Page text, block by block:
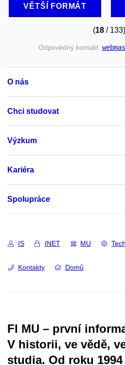
VĚTŠÍ FORMÁT
(18/ 133)
Odpovědný kontakt:
O nás
Chci studovat
Výzkum
Kariéra
Spolupráce
IS INET MU
Kontakty Domů
FI MU – první
V historii, ve vědě,
studia. Od roku